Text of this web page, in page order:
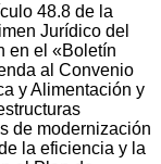
48.8 de la
Jurídico del
en el «Boletín
al Convenio
y Alimentación y
de modernización
la eficiencia y la